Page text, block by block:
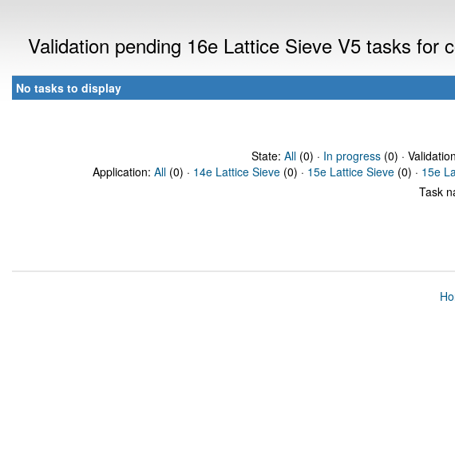
Validation pending 16e Lattice Sieve V5 tasks for
No tasks to display
State: All(0) · In progress(0) ·
Application: All (0) · 14e Lattice Sieve (0) · 15e Lattice Sieve (0) · 15e
Task